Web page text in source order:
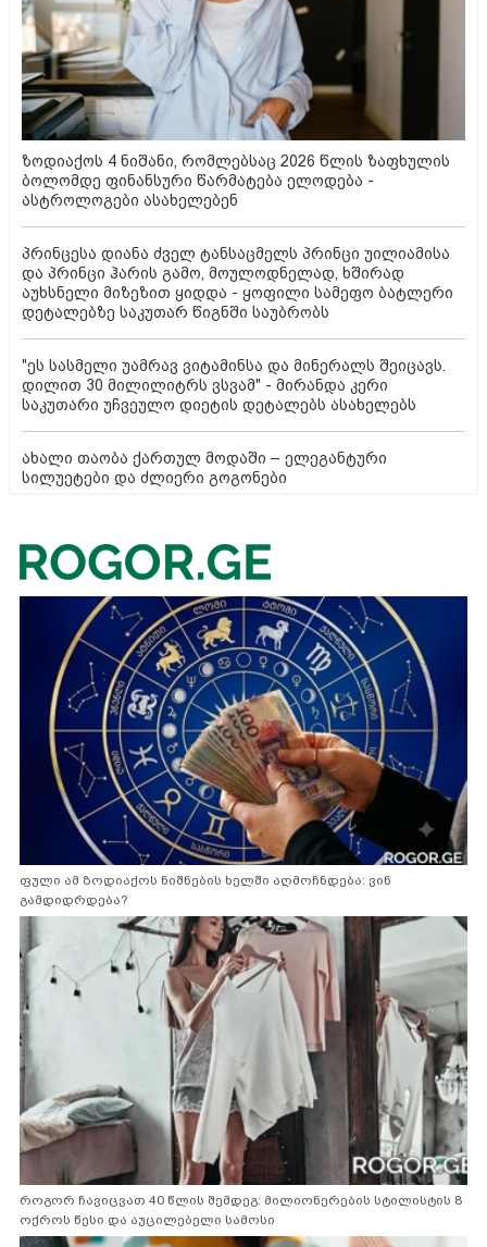
ზოდიაქოს 4 ნიშანი, რომლებსაც 2026 წლის ზაფხულის
ბოლომდე ფინანსური წარმატება ელოდება -
ასტროლოგები ასახელებენ
პრინცესა დიანა ძველ ტანსაცმელს პრინცი უილიამისა
და პრინცი ჰარის გამო, მოულოდნელად, ხშირად
აუხსნელი მიზეზით ყიდდა - ყოფილი სამეფო ბატლერი
დეტალებზე საკუთარ წიგნში საუბრობს
"ეს სასმელი უამრავ ვიტამინსა და მინერალს შეიცავს.
დილით 30 მილილიტრს ვსვამ" - მირანდა კერი
საკუთარი უჩვეულო დიეტის დეტალებს ასახელებს
ახალი თაობა ქართულ მოდაში – ელეგანტური
სილუეტები და ძლიერი გოგონები
ფული ამ ზოდიაქოს ნიშნების ხელში აღმოჩნდება: ვინ
გამდიდრდება?
როგორ ჩავიცვათ 40 წლის შემდეგ: მილიონერების სტილისტის 8
ოქროს წესი და აუცილებელი სამოსი